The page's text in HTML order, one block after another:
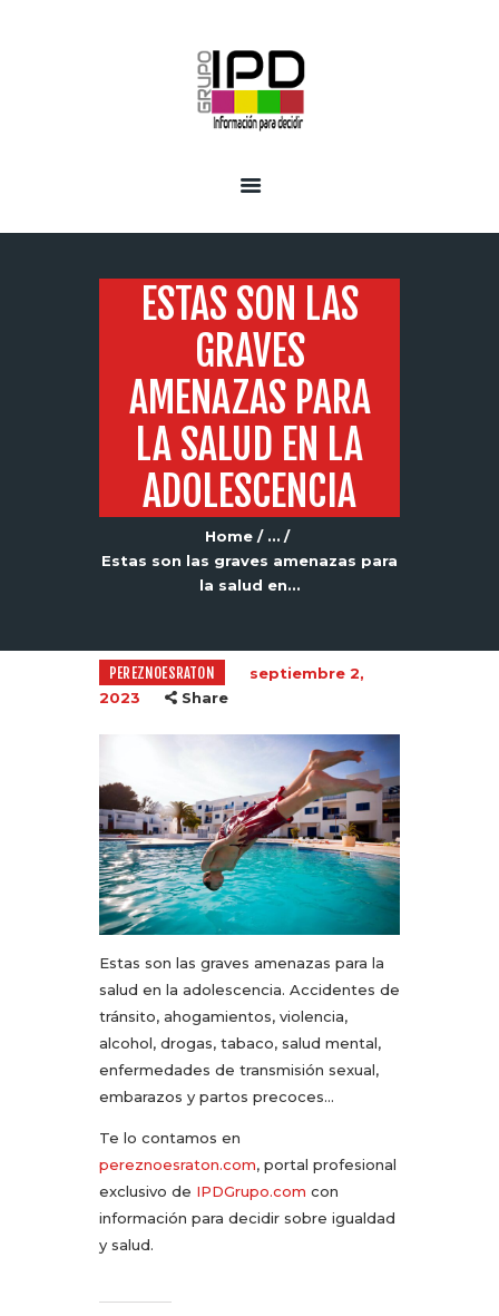
ESTAS SON LAS
GRAVES
AMENAZAS PARA
LA SALUD EN LA
ADOLESCENCIA
Home
...
Estas son las graves amenazas para
la salud en...
PEREZNOESRATON
septiembre 2,
2023
Share
Estas son las graves amenazas para la
salud en la adolescencia. Accidentes de
tránsito, ahogamientos, violencia,
alcohol, drogas, tabaco, salud mental,
enfermedades de transmisión sexual,
embarazos y partos precoces…
Te lo contamos en
pereznoesraton.com, portal profesional
exclusivo de IPDGrupo.com con
información para decidir sobre igualdad
y salud.